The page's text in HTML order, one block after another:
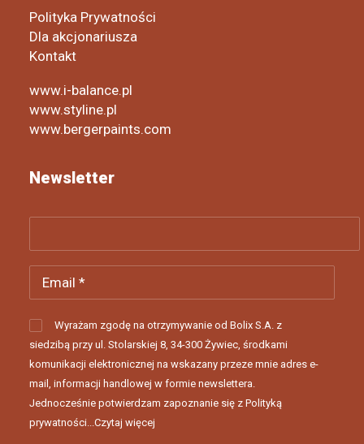
Polityka Prywatności
Dla akcjonariusza
Kontakt
www.i-balance.pl
www.styline.pl
www.bergerpaints.com
Newsletter
Wyrażam zgodę na otrzymywanie od Bolix S.A. z
siedzibą przy ul. Stolarskiej 8, 34-300 Żywiec, środkami
komunikacji elektronicznej na wskazany przeze mnie adres e-
mail, informacji handlowej w formie newslettera.
Jednocześnie potwierdzam zapoznanie się z Polityką
prywatności...Czytaj więcej